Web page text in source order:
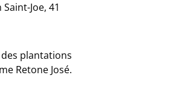
Joe, 41
plantations
Retone José.